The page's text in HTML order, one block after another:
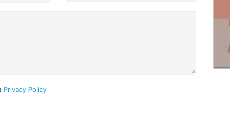
Privacy Policy